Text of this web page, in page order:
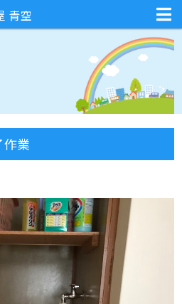
青空
のお手入れ・ハチの巣駆除・引越し
業